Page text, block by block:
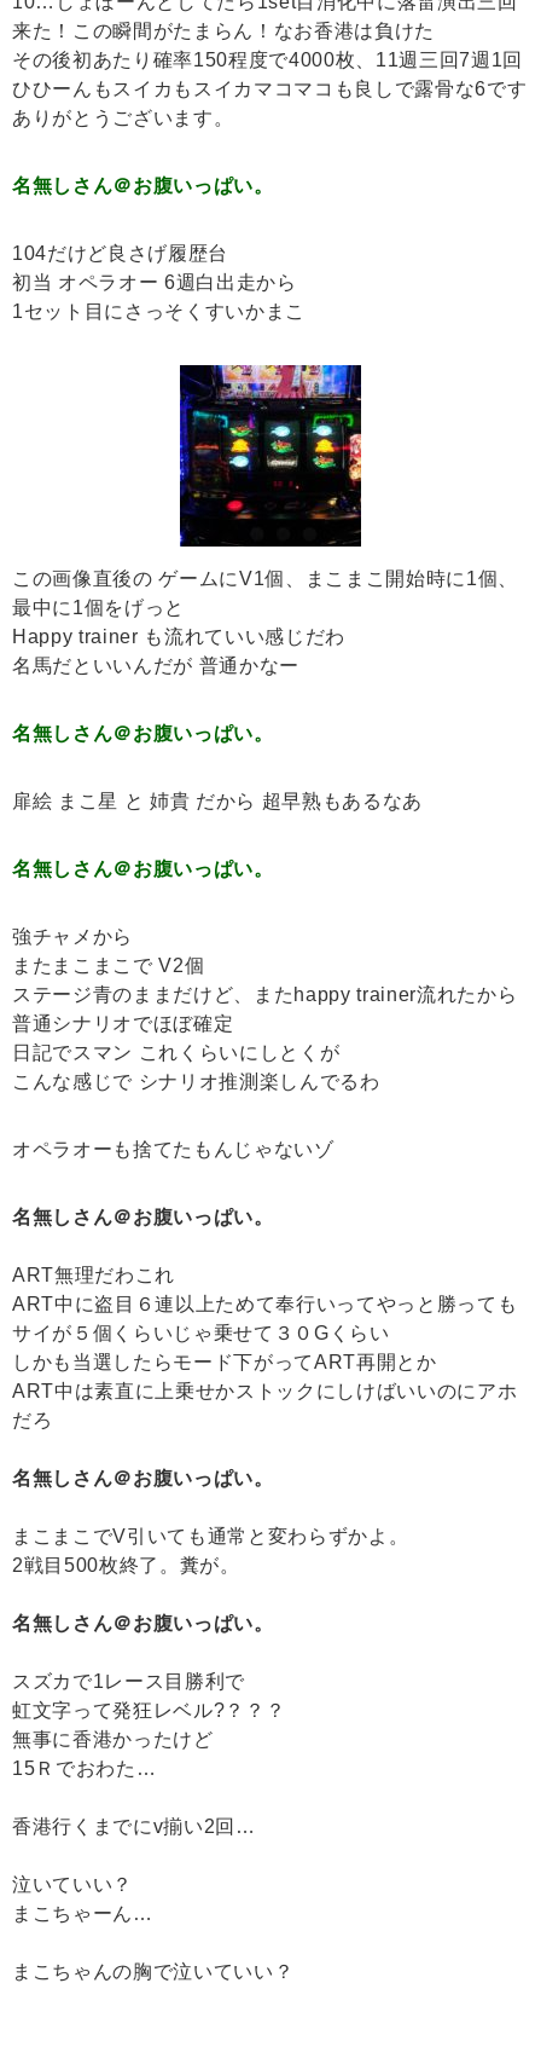
来た！この瞬間がたまらん！なお香港は負けた
その後初あたり確率150程度で4000枚、11週三回7週1回
ひひーんもスイカもスイカマコマコも良しで露骨な6です
ありがとうございます。
名無しさん＠お腹いっぱい。
104だけど良さげ履歴台
初当 オペラオー 6週白出走から
1セット目にさっそくすいかまこ
この画像直後の ゲームにV1個、まこまこ開始時に1個、
最中に1個をげっと
Happy trainer も流れていい感じだわ
名馬だといいんだが 普通かなー
名無しさん＠お腹いっぱい。
扉絵 まこ星 と 姉貴 だから 超早熟もあるなあ
名無しさん＠お腹いっぱい。
強チャメから
またまこまこで V2個
ステージ青のままだけど、またhappy trainer流れたから
普通シナリオでほぼ確定
日記でスマン これくらいにしとくが
こんな感じで シナリオ推測楽しんでるわ
オペラオーも捨てたもんじゃないゾ
名無しさん＠お腹いっぱい。
ART無理だわこれ
ART中に盗目６連以上ためて奉行いってやっと勝っても
サイが５個くらいじゃ乗せて３０Gくらい
しかも当選したらモード下がってART再開とか
ART中は素直に上乗せかストックにしけばいいのにアホ
だろ
名無しさん＠お腹いっぱい。
まこまこでV引いても通常と変わらずかよ。
2戦目500枚終了。糞が。
名無しさん＠お腹いっぱい。
スズカで1レース目勝利で
虹文字って発狂レベル?？？？
無事に香港かったけど
15Ｒでおわた…
香港行くまでにv揃い2回…
泣いていい？
まこちゃーん…
まこちゃんの胸で泣いていい？